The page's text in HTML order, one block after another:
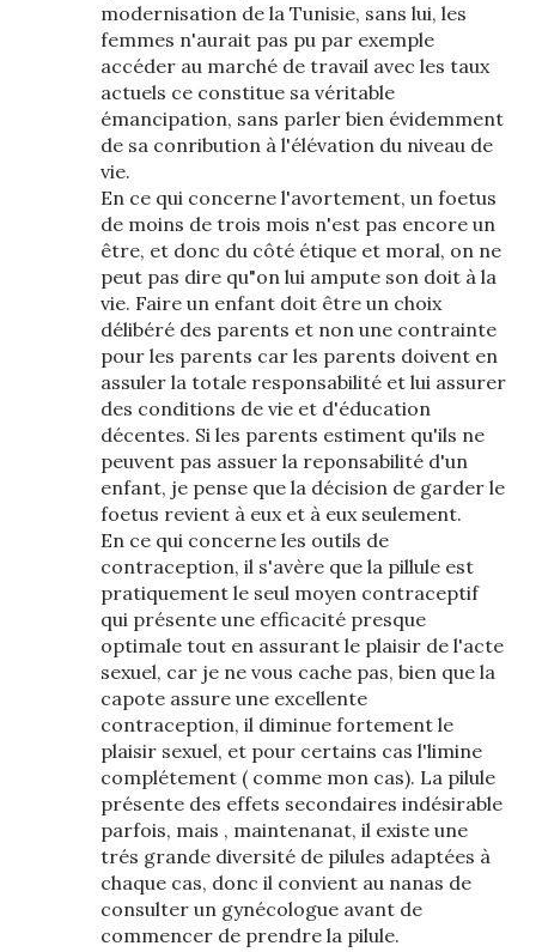
modernisation de la Tunisie, sans lui, les
femmes n'aurait pas pu par exemple
accéder au marché de travail avec les taux
actuels ce constitue sa véritable
émancipation, sans parler bien évidemment
de sa conribution à l'élévation du niveau de
vie.
En ce qui concerne l'avortement, un foetus
de moins de trois mois n'est pas encore un
être, et donc du côté étique et moral, on ne
peut pas dire qu"on lui ampute son doit à la
vie. Faire un enfant doit être un choix
délibéré des parents et non une contrainte
pour les parents car les parents doivent en
assuler la totale responsabilité et lui assurer
des conditions de vie et d'éducation
décentes. Si les parents estiment qu'ils ne
peuvent pas assuer la reponsabilité d'un
enfant, je pense que la décision de garder le
foetus revient à eux et à eux seulement.
En ce qui concerne les outils de
contraception, il s'avère que la pillule est
pratiquement le seul moyen contraceptif
qui présente une efficacité presque
optimale tout en assurant le plaisir de l'acte
sexuel, car je ne vous cache pas, bien que la
capote assure une excellente
contraception, il diminue fortement le
plaisir sexuel, et pour certains cas l'limine
complétement ( comme mon cas). La pilule
présente des effets secondaires indésirable
parfois, mais , maintenanat, il existe une
trés grande diversité de pilules adaptées à
chaque cas, donc il convient au nanas de
consulter un gynécologue avant de
commencer de prendre la pilule.